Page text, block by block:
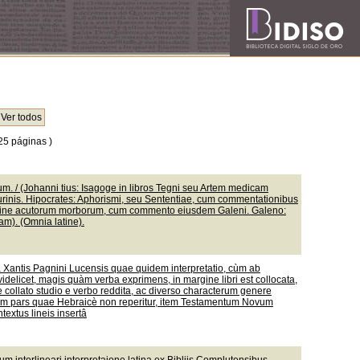
páginas )
/ (Johanni tius: Isagoge in libros Tegni seu Artem medicam
Hipocrates: Aphorismi, seu Sententiae, cum commentationibus
acutorum morborum, cum commento eiusdem Galeni. Galeno:
(Omnia latine).
Pagnini Lucensis quae quidem interpretatio, cùm ab
magis quàm verba exprimens, in margine libri est collocata,
studio e verbo reddita, ac diverso characterum genere
pars quae Hebraicè non reperitur, item Testamentum Novum
lineis insertâ